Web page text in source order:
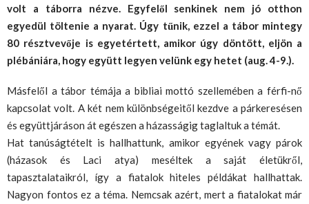
volt a táborra nézve. Egyfelől senkinek nem jó otthon
egyedül töltenie a nyarat. Úgy tűnik, ezzel a tábor mintegy
80 résztvevője is egyetértett, amikor úgy döntött, eljön a
plébániára, hogy együtt legyen velünk egy hetet (aug. 4-9.).
Másfelől a tábor témája a bibliai mottó szellemében a férfi-nő
kapcsolat volt. A két nem különbségeitől kezdve a párkeresésen
és együttjáráson át egészen a házasságig taglaltuk a témát.
Hat tanúságtételt is hallhattunk, amikor egyének vagy párok
(házasok és Laci atya) meséltek a saját életükről,
tapasztalataikról, így a fiatalok hiteles példákat hallhattak.
Nagyon fontos ez a téma. Nemcsak azért, mert a fiatalokat már